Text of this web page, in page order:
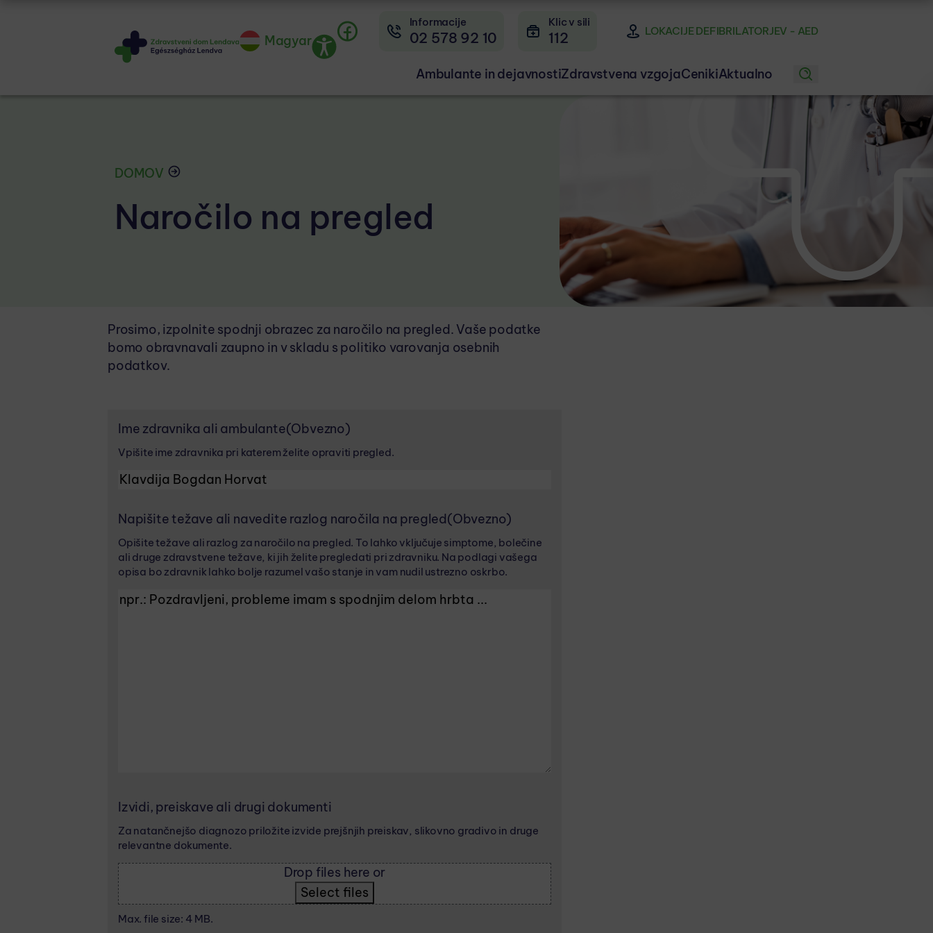
Magyar
Informacije
02 578 92 10
Klic v sili
112 LOKACIJE DEFIBRILATORJEV - AED
Ambulante in dejavnostiZdravstvena vzgojaCenikiAktualno
DOMOV
Naročilo na pregled
Prosimo, izpolnite spodnji obrazec za naročilo na pregled. Vaše podatke
bomo obravnavali zaupno in v skladu s politiko varovanja osebnih
podatkov.
Ime zdravnika ali ambulante(Obvezno)
Vpišite ime zdravnika pri katerem želite opraviti pregled.
Napišite težave ali navedite razlog naročila na pregled(Obvezno)
Opišite težave ali razlog za naročilo na pregled. To lahko vključuje simptome, bolečine
ali druge zdravstvene težave, ki jih želite pregledati pri zdravniku. Na podlagi vašega
opisa bo zdravnik lahko bolje razumel vašo stanje in vam nudil ustrezno oskrbo.
Izvidi, preiskave ali drugi dokumenti
Za natančnejšo diagnozo priložite izvide prejšnjih preiskav, slikovno gradivo in druge
relevantne dokumente.
Drop files here or
Select files
Max. file size: 4 MB.